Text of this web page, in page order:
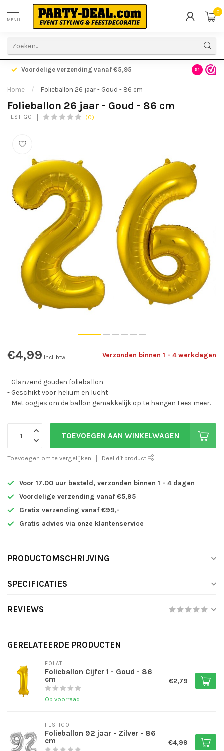
MENU
0
Voordelige verzending vanaf €5,95 Gratis
9.1
Home / Folieballon 26 jaar - Goud - 86 cm
Folieballon 26 jaar - Goud - 86 cm
FESTIGO (0)
€4,99 Incl. btw Verzonden binnen 1 - 4 werkdagen
- Glanzend gouden folieballon
- Geschikt voor helium en lucht
- Met oogjes om de ballon gemakkelijk op te hangen Lees meer.
TOEVOEGEN AAN WINKELWAGEN
Toevoegen om te vergelijken Deel dit product
Voor 17.00 uur besteld, verzonden binnen 1 - 4 dagen
Voordelige verzending vanaf €5,95
Gratis verzending vanaf €99,-
Gratis advies via onze klantenservice
PRODUCTOMSCHRIJVING
SPECIFICATIES
REVIEWS
GERELATEERDE PRODUCTEN
FOLAT
Folieballon Cijfer 1 - Goud - 86
cm
Op voorraad
€2,79
FESTIGO
Folieballon 92 jaar - Zilver - 86
cm
€4,99